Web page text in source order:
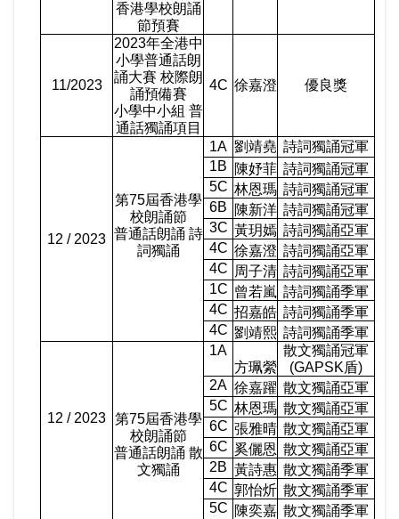
香港學校朗誦
節預賽
11/2023
2023年全港中
小學普通話朗
誦大賽 校際朗
誦預備賽
小學中小組 普
通話獨誦項目
4C 徐嘉澄 優良獎
12 / 2023
第75屆香港學
校朗誦節
普通話朗誦 詩
詞獨誦
1A 劉靖堯 詩詞獨誦冠軍
1B
陳妤菲 詩詞獨誦冠軍
5C 林恩瑪 詩詞獨誦冠軍
6B
陳新洋 詩詞獨誦冠軍
3C 黃玥嫣 詩詞獨誦亞軍
4C 徐嘉澄 詩詞獨誦亞軍
4C 周子清 詩詞獨誦亞軍
1C 曾若嵐 詩詞獨誦季軍
4C 招嘉皓 詩詞獨誦季軍
4C 劉靖熙 詩詞獨誦季軍
12 / 2023 第75屆香港學
校朗誦節
普通話朗誦 散
文獨誦
1A
方珮縈
散文獨誦冠軍
(GAPSK盾)
2A 徐嘉躍 散文獨誦亞軍
5C 林恩瑪 散文獨誦亞軍
6C 張雅晴 散文獨誦亞軍
6C 奚儷恩 散文獨誦亞軍
2B 黃詩惠 散文獨誦季軍
4C 郭怡炘 散文獨誦季軍
5C 陳奕嘉 散文獨誦季軍